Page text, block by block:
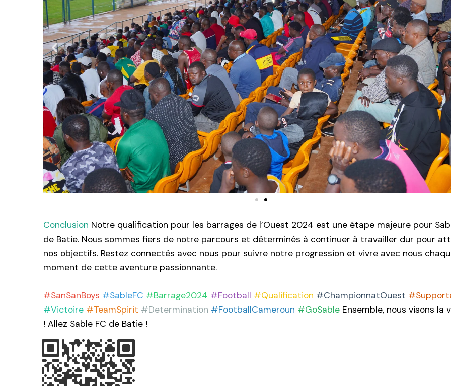
Conclusion Notre qualification pour les barrages de l’Ouest 2024 est une étape majeure pour
de Batie. Nous sommes fiers de notre parcours et déterminés à continuer à travailler dur pour
nos objectifs. Restez connectés avec nous pour suivre notre progression et vivre avec nous
moment de cette aventure passionnante.
#SanSanBoys #SableFC #Barrage2024 #Football #Qualification #ChampionnatOuest
#Victoire #TeamSpirit #Determination #FootballCameroun #GoSable Ensemble, nous visons la
! Allez Sable FC de Batie !